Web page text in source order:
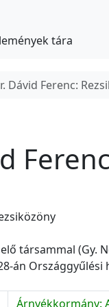
tára
Dávid Ferenc:
társammal (Gy.
án
Árnyékkormány: